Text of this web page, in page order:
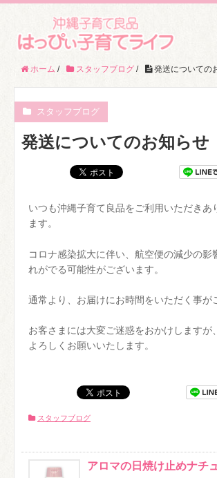
ホーム / スタッフブログ / 発送についての
スタッフブログ
発送についてのお知らせ
いつも沖縄子育て良品をご利用いただきあ
ます。
コロナ感染拡大に伴い、航空便の減少の影
れがでる可能性がございます。
通常より、お届けにお時間をいただく事が
お客さまには大変ご迷惑をおかけしますが
よろしくお願いいたします。
スタッフブログ
アロマの日焼け止めナチ